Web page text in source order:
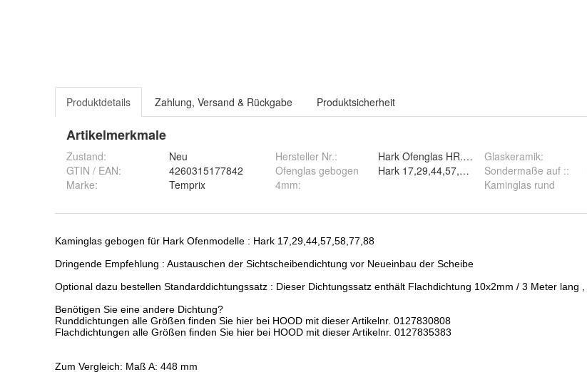
Produktdetails Zahlung, Versand & Rückgabe Produktsicherheit
Artikelmerkmale
Zustand:
Neu
GTIN / EAN:
4260315177842
Marke:
Temprix
Hersteller Nr.:
Hark Ofenglas HR.9121.1000
Ofenglas gebogen
4mm:
Hark 17,29,44,57,58,77,88
Glaskeramik:
Sondermaße auf ::
Kaminglas rund